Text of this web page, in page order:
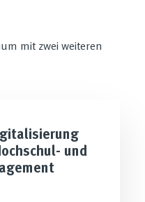
mit zwei weiteren
und